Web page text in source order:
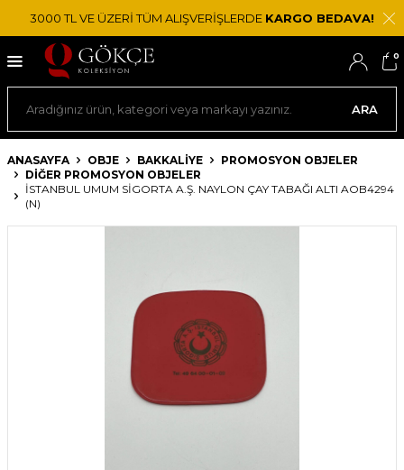
3000 TL VE ÜZERİ TÜM ALIŞVERİŞLERDE KARGO BEDAVA!
ARA
0
ANASAYFA OBJE BAKKALIYE
PROMOSYON OBJELER
DIĞER PROMOSYON OBJELER
İSTANBUL UMUM SIGORTA A.Ş. NAYLON ÇAY TABAĞI ALTI AOB4294
(N)